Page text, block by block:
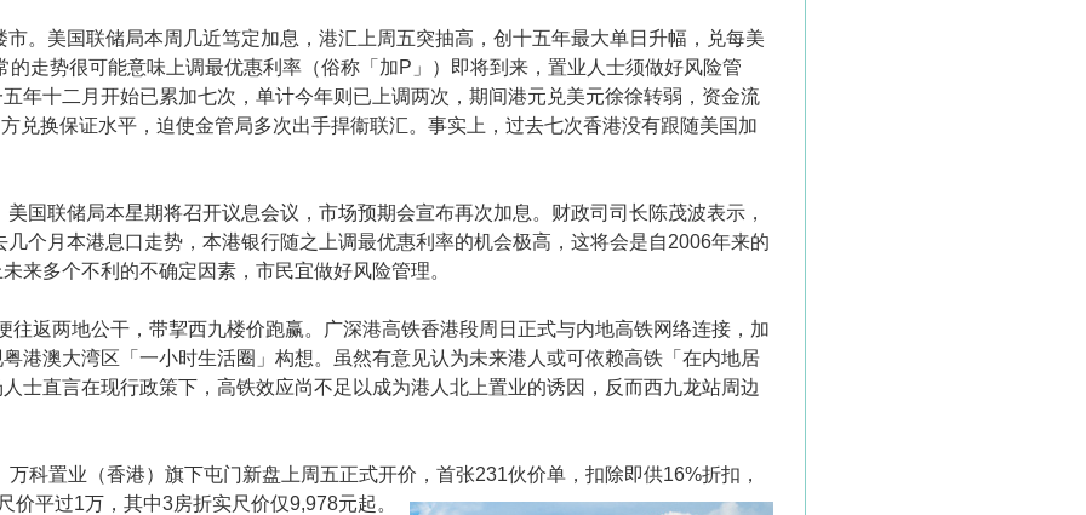
。美国联储局本周几近笃定加息，港汇上周五突抽高，创十五年最大单日升幅，兑每美
走势很可能意味上调最优惠利率（俗称「加P」）即将到来，置业人士须做好风险管
年十二月开始已累加七次，单计今年则已上调两次，期间港元兑美元徐徐转弱，资金流
兑换保证水平，迫使金管局多次出手捍衞联汇。事实上，过去七次香港没有跟随美国加
国联储局本星期将召开议息会议，市场预期会宣布再次加息。财政司司长陈茂波表示，
个月本港息口走势，本港银行随之上调最优惠利率的机会极高，这将会是自2006年来的
来多个不利的不确定因素，市民宜做好风险管理。
返两地公干，带挈西九楼价跑赢。广深港高铁香港段周日正式与内地高铁网络连接，加
港澳大湾区「一小时生活圈」构想。虽然有意见认为未来港人或可依赖高铁「在内地居
士直言在现行政策下，高铁效应尚不足以成为港人北上置业的诱因，反而西九龙站周边
科置业（香港）旗下屯门新盘上周五正式开价，首张231伙价单，扣除即供16%折扣，
平过1万，其中3房折实尺价仅9,978元起。